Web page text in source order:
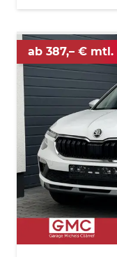
ab 387,– € mtl.